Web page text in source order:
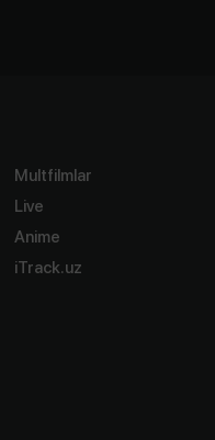
Multfilmlar
Live
Anime
iTrack.uz